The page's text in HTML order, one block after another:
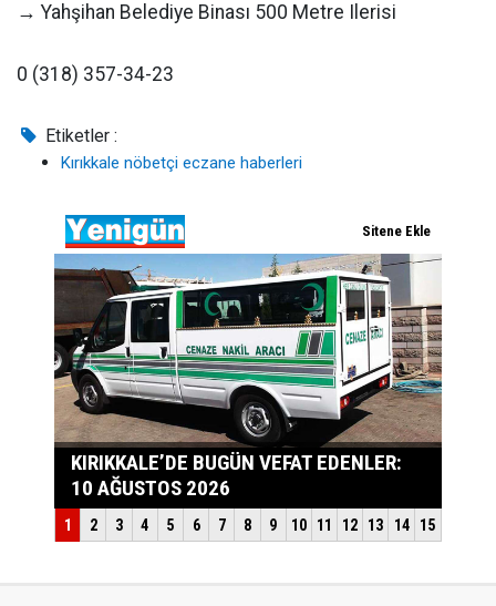
→ Yahşihan Belediye Binası 500 Metre Ilerisi
0 (318) 357-34-23
Etiketler :
Kırıkkale nöbetçi eczane haberleri